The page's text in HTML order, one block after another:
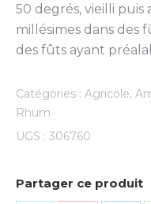
50 degrés, vieilli puis
millésimes dans des
des fûts ayant
Catégories : Agricole,
Rhum
UGS : 306760
Partager ce produit